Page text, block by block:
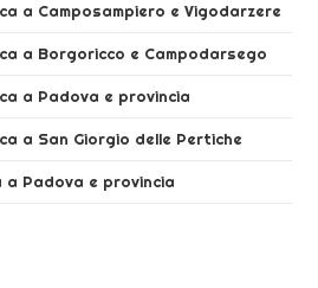
a Camposampiero e Vigodarzere
a Borgoricco e Campodarsego
a Padova e provincia
a San Giorgio delle Pertiche
Padova e provincia